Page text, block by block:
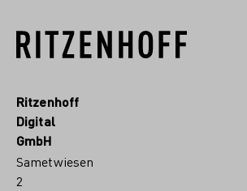
Ritzenhoff
Digital
GmbH
Sametwiesen
2